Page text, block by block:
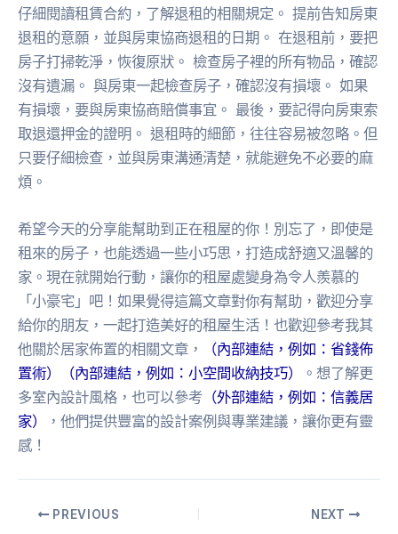
仔細閱讀租賃合約，了解退租的相關規定。 提前告知房東
退租的意願，並與房東協商退租的日期。 在退租前，要把
房子打掃乾淨，恢復原狀。 檢查房子裡的所有物品，確認
沒有遺漏。 與房東一起檢查房子，確認沒有損壞。 如果
有損壞，要與房東協商賠償事宜。 最後，要記得向房東索
取退還押金的證明。 退租時的細節，往往容易被忽略。但
只要仔細檢查，並與房東溝通清楚，就能避免不必要的麻
煩。
希望今天的分享能幫助到正在租屋的你！別忘了，即使是
租來的房子，也能透過一些小巧思，打造成舒適又溫馨的
家。現在就開始行動，讓你的租屋處變身為令人羨慕的
「小豪宅」吧！如果覺得這篇文章對你有幫助，歡迎分享
給你的朋友，一起打造美好的租屋生活！也歡迎參考我其
他關於居家佈置的相關文章，
（內部連結，例如：省錢佈
置術）
（內部連結，例如：小空間收納技巧）
。想了解更
多室內設計風格，也可以參考 （外部連結，例如：信義居
家）
，他們提供豐富的設計案例與專業建議，讓你更有靈
感！
PREVIOUS NEXT